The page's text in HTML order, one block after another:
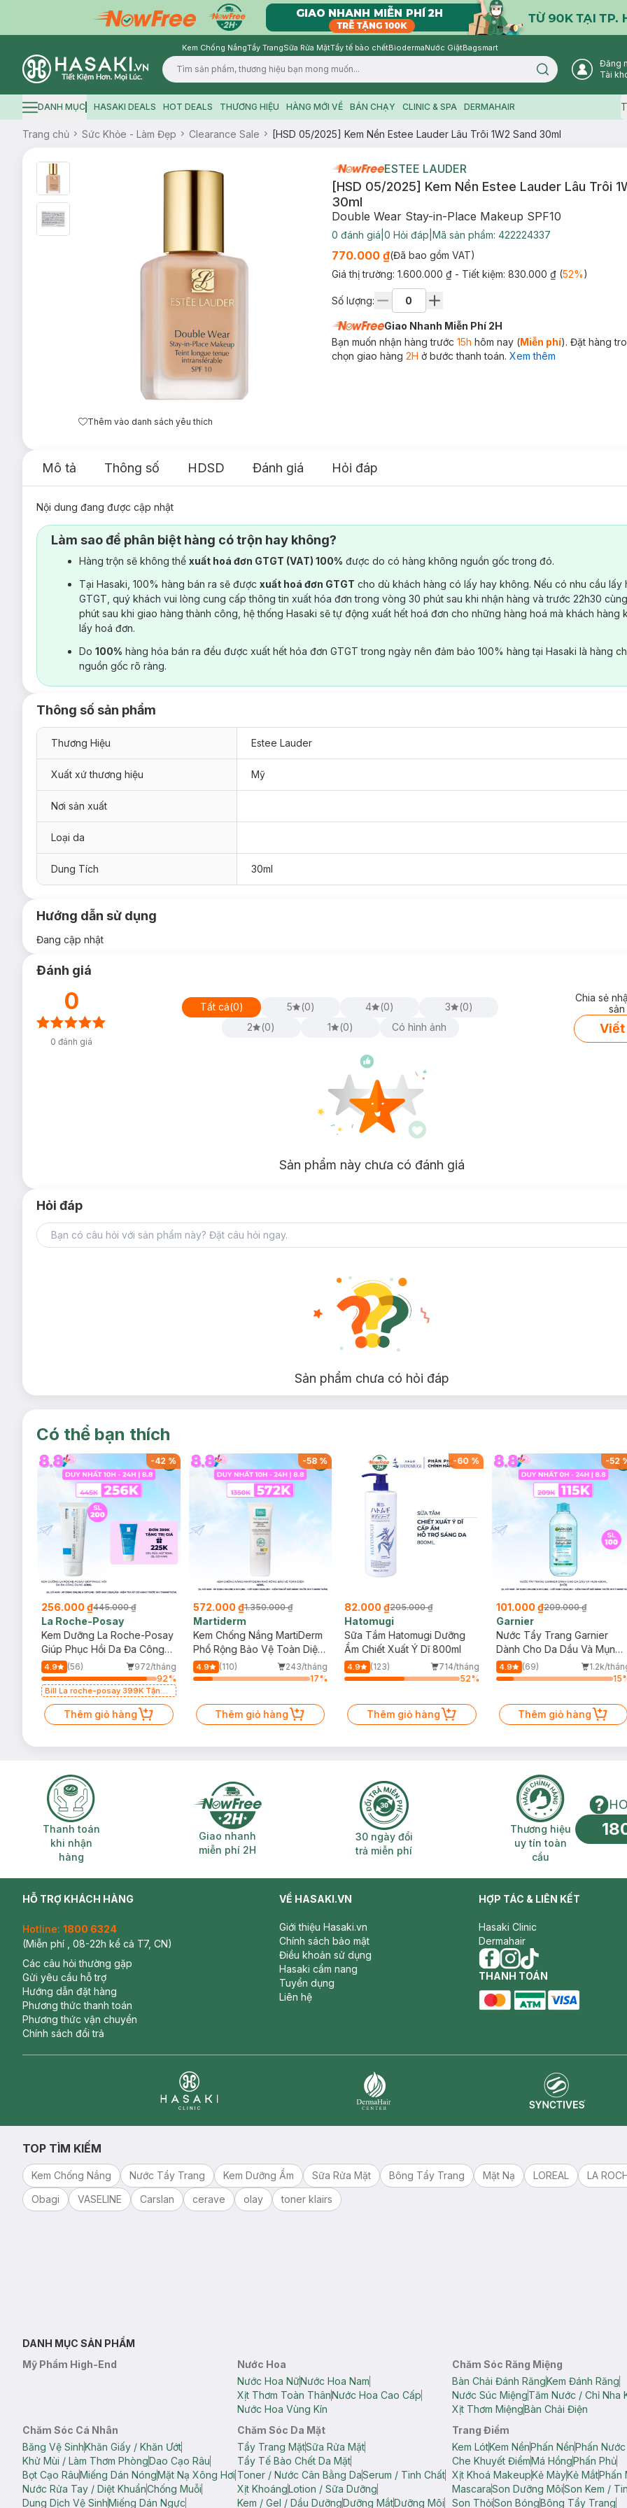
Kem Chống NắngTẩy TrangSữa Rửa MặtTẩy tế bào chếtBiodermaNước GiặtBagsmart
Logo
Search icon
Đăng
Tài
Hamburger icon
DANH MỤC HASAKI DEALS HOT DEALS THƯƠNG HIỆU HÀNG MỚI VỀ BÁN CHẠY CLINIC & SPA DERMAHAIR
Trang chủ Sức Khỏe - Làm Đẹp Clearance Sale [HSD 05/2025] Kem Nền Estee Lauder Lâu Trôi 1W2 Sand 30ml
Thêm vào danh sách yêu thích
ESTEE LAUDER
[HSD 05/2025] Kem Nền Estee Lauder Lâu Trôi
30ml
Double Wear Stay-in-Place Makeup SPF10
0 đánh giá 0 Hỏi đáp Mã sản phẩm: 422224337
770.000 ₫(Đã bao gồm VAT)
Giá thị trường: 1.600.000 ₫ - Tiết kiệm: 830.000 ₫(52%)
Số lượng:
Giao Nhanh Miễn Phí 2H
Bạn muốn nhận hàng trước 15h hôm nay (Miễn phí). Đặt hàng
chọn giao hàng 2H ở bước thanh toán. Xem thêm
Mô tả Thông số HDSD Đánh giá Hỏi đáp
Nội dung đang được cập nhật
Làm sao để phân biệt hàng có trộn hay không?
Hàng trộn sẽ không thể xuất hoá đơn GTGT (VAT) 100% được do có hàng không nguồn gốc trong đó.
Tại Hasaki, 100% hàng bán ra sẽ được xuất hoá đơn GTGT cho dù khách hàng có lấy hay không. Nếu có nhu cầu lấy
GTGT, quý khách vui lòng cung cấp thông tin xuất hóa đơn trong vòng 30 phút sau khi nhận hàng và trước 22h30
phút sau khi giao hàng thành công, hệ thống Hasaki sẽ tự động xuất hết hoá đơn cho những hàng hoá mà khách hàng
lấy hoá đơn.
Do 100% hàng hóa bán ra đều được xuất hết hóa đơn GTGT trong ngày nên đảm bảo 100% hàng tại Hasaki là hàng
nguồn gốc rõ ràng.
Thông số sản phẩm
Thương Hiệu Estee Lauder
Xuất xứ thương hiệu Mỹ
Nơi sản xuất
Loại da
Dung Tích 30ml
Hướng dẫn sử dụng
Đang cập nhật
Đánh giá
0
0 đánh giá
Tất cả(0) 5 (0) 4 (0) 3 (0)
2
(0) 1 (0) Có hình ảnh
Chia sẻ
Viết
Sản phẩm này chưa có đánh giá
Hỏi đáp
Sản phẩm chưa có hỏi đáp
Có thể bạn thích
-42%
256.000 ₫445.000 ₫
La Roche-Posay
Kem Dưỡng La Roche-Posay
Giúp Phục Hồi Da Đa Công
Dụng 40ml
4.9 (56)
972/tháng
92%
Bill La roche-posay 399K Tặng
Gel rửa mặt da dầu nhạy cảm
50ml (SL có hạn)
Thêm giỏ hàng
-58 %
572.000 ₫1.350.000 ₫
Martiderm
Kem Chống Nắng MartiDerm
Phổ Rộng Bảo Vệ Toàn Diện
40ml
4.9 (110)
243/tháng
17%
Thêm giỏ hàng
-60%
82.000 ₫205.000 ₫
Hatomugi
Sữa Tắm Hatomugi Dưỡng
Ẩm Chiết Xuất Ý Dĩ 800ml
4.9 (123)
714/tháng
52%
Thêm giỏ hàng
-52
101.000 ₫209.000 ₫
Garnier
Nước Tẩy Trang Garnier
Dành Cho Da Dầu Và Mụn
400ml (Mới)
4.9 (69)
1.2k/
15
Thêm giỏ hàng
Thanh toán khi nhận hàng
Thanh toán
khi nhận
hàng
Giao nhanh miễn phí 2H
Giao nhanh
miễn phí 2H
30 ngày đổi trả miễn phí
30 ngày đổi
trả miễn phí
Thương hiệu uy
Thương hiệu
uy tín toàn
cầu
HỖ TRỢ KHÁCH HÀNG
Hotline: 1800 6324
(Miễn phí , 08-22h kể cả T7, CN)
Các câu hỏi thường gặp
Gửi yêu cầu hỗ trợ
Hướng dẫn đặt hàng
Phương thức thanh toán
Phương thức vận chuyển
Chính sách đổi trả
VỀ HASAKI.VN
Giới thiệu Hasaki.vn
Chính sách bảo mật
Điều khoản sử dụng
Hasaki cẩm nang
Tuyển dụng
Liên hệ
HỢP TÁC & LIÊN KẾT
Hasaki Clinic
Dermahair
facebook
instagram
tiktok
THANH TOÁN
TOP TÌM KIẾM
Kem Chống Nắng Nước Tẩy Trang Kem Dưỡng Ẩm Sữa Rửa Mặt Bông Tẩy Trang Mặt Nạ LOREAL LA
Obagi
VASELINE Carslan cerave olay toner klairs
DANH MỤC SẢN PHẨM
Mỹ Phẩm High-End
Nước Hoa
Nước Hoa NữNước Hoa Nam
Xịt Thơm Toàn ThânNước Hoa Cao Cấp
Nước Hoa Vùng Kín
Chăm Sóc Răng Miệng
Bàn Chải Đánh RăngKem Đánh Răng
Nước Súc MiệngTăm Nước / Chỉ Nha
Xịt Thơm MiệngBàn Chải Điện
Chăm Sóc Cá Nhân
Băng Vệ SinhKhăn Giấy / Khăn Ướt
Khử Mùi / Làm Thơm PhòngDao Cạo Râu
Bọt Cạo RâuMiếng Dán NóngMặt Nạ Xông Hơi
Nước Rửa Tay / Diệt KhuẩnChống Muỗi
Dung Dịch Vệ SinhMiếng Dán Ngực
Chăm Sóc Da Mặt
Tẩy Trang MặtSữa Rửa Mặt
Tẩy Tế Bào Chết Da Mặt
Toner / Nước Cân Bằng DaSerum / Tinh Chất
Xịt KhoángLotion / Sữa Dưỡng
Kem / Gel / Dầu DưỡngDưỡng MắtDưỡng Môi
Trang Điểm
Kem LótKem NềnPhấn NềnPhấn
Che Khuyết ĐiểmMá HồngPhấn Phủ
Xịt Khoá MakeupKẻ MàyKẻ MắtPhấn
MascaraSon Dưỡng MôiSon Kem /
Son ThỏiSon BóngBông Tẩy Trang